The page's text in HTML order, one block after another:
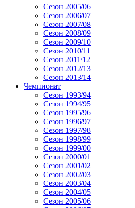
Сезон 2005/06
Сезон 2006/07
Сезон 2007/08
Сезон 2008/09
Сезон 2009/10
Сезон 2010/11
Сезон 2011/12
Сезон 2012/13
Сезон 2013/14
Чемпионат
Сезон 1993/94
Сезон 1994/95
Сезон 1995/96
Сезон 1996/97
Сезон 1997/98
Сезон 1998/99
Сезон 1999/00
Сезон 2000/01
Сезон 2001/02
Сезон 2002/03
Сезон 2003/04
Сезон 2004/05
Сезон 2005/06